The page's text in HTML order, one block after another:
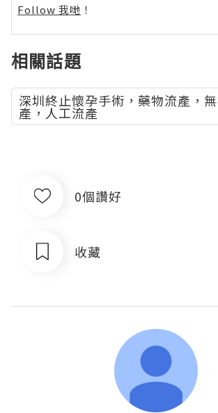
Follow 我哋 ！
相關話題
深圳終止懷孕手術，藥物流產，
產，人工流產
0個讚好
收藏